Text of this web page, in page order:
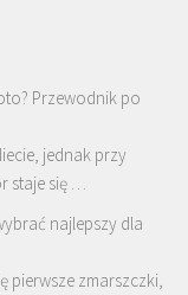
Przewodnik po
jednak przy
staje się …
najlepszy dla
pierwsze zmarszczki,